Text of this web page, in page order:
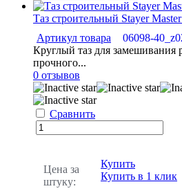
Таз строительный Stayer
Артикул товара
06098-
Круглый таз для замешивания
прочного...
0 отзывов
Сравнить
Цена за
штуку:
Купить
Купить в 1 клик